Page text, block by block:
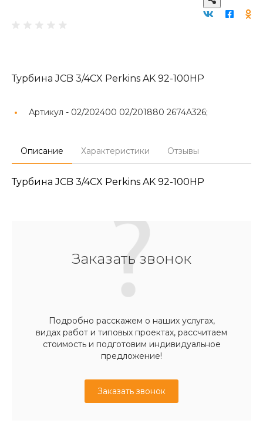
Турбина JCB 3/4CX Perkins AK 92-100HP
Артикул - 02/202400 02/201880 2674A326;
Описание Характеристики Отзывы
Турбина JCB 3/4CX Perkins AK 92-100HP
Заказать звонок
Подробно расскажем о наших услугах,
видах работ и типовых проектах, рассчитаем
стоимость и подготовим индивидуальное
предложение!
Заказать звонок